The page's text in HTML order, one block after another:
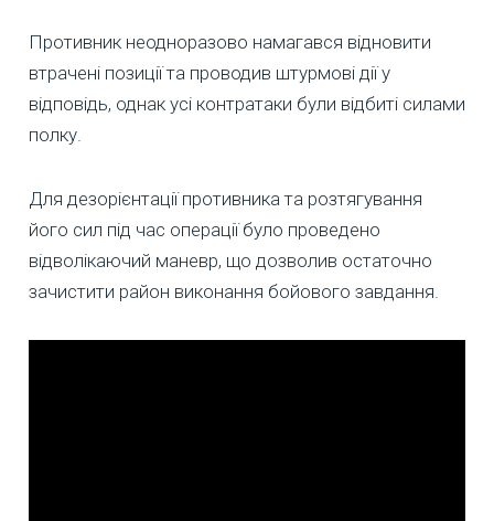
Противник неодноразово намагався відновити
втрачені позиції та проводив штурмові дії у
відповідь, однак усі контратаки були відбиті силами
полку.
Для дезорієнтації противника та розтягування
його сил під час операції було проведено
відволікаючий маневр, що дозволив остаточно
зачистити район виконання бойового завдання.